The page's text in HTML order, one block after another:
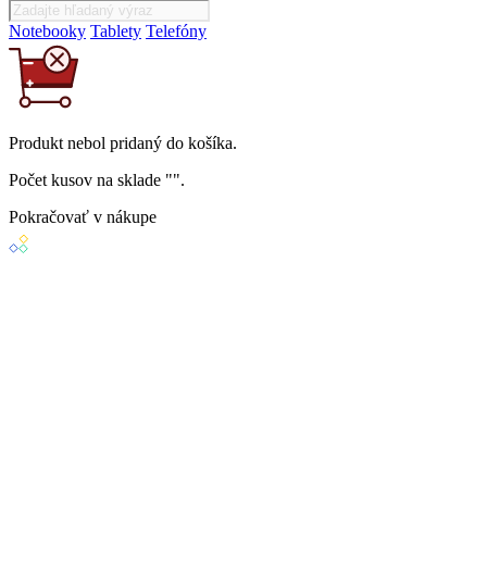
Notebooky Tablety Telefóny
Produkt nebol pridaný do košíka.
Počet kusov na sklade "".
Pokračovať v nákupe